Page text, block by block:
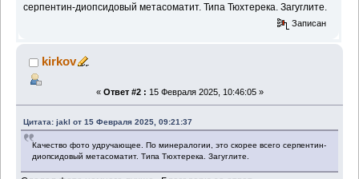
серпентин-диопсидовый метасоматит. Типа Тюхтерека. Загуглите.
Записан
kirkov
« Ответ #2 : 15 Февраля 2025, 10:46:05 »
Цитата: jakl от 15 Февраля 2025, 09:21:37
Качество фото удручающее. По минералогии, это скорее всего серпентин-
диопсидовый метасоматит. Типа Тюхтерека. Загуглите.